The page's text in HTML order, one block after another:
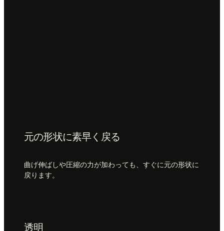
元の形状に素早く戻る
曲げ伸ばしや圧縮の力が加わっても、すぐに元の形状に
戻ります。
透明